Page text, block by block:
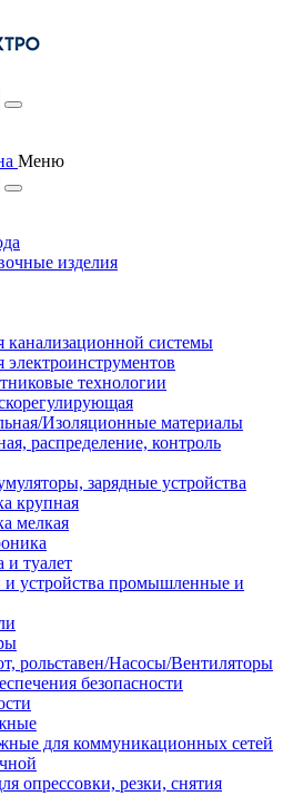
Меню
изделия
канализационной системы
электроинструментов
технологии
Изоляционные материалы
распределение, контроль
зарядные устройства
крупная
мелкая
и туалет
и устройства промышленные и
рольставен/Насосы/Вентиляторы
безопасности
для коммуникационных сетей
опрессовки, резки, снятия